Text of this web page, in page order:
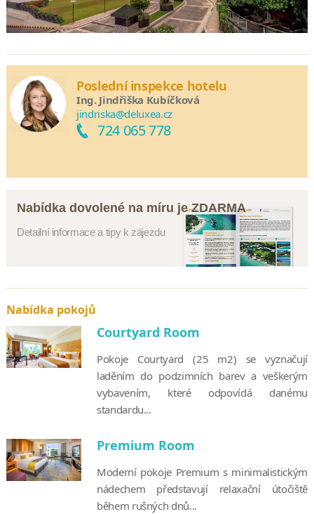
Poslední inspekce hotelu
Ing. Jindřiška Kubíčková
jindriska@deluxea.cz
724 065 778
Nabídka dovolené na míru je ZDARMA
Detailní informace a tipy k zájezdu
Nabídka pokojů
Courtyard Room
Pokoje Courtyard (25 m2) se vyznačují
laděním do podzimních barev a veškerým
vybavením, které odpovídá danému
standardu...
Premium Room
Moderní pokoje Premium s minimalistickým
nádechem představují relaxační útočiště
během rušných dnů...